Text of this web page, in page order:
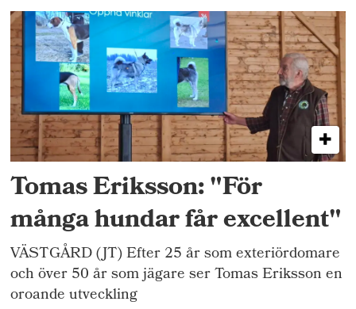
Tomas Eriksson: "För
många hundar får excellent"
VÄSTGÅRD (JT) Efter 25 år som exteriördomare
och över 50 år som jägare ser Tomas Eriksson en
oroande utveckling